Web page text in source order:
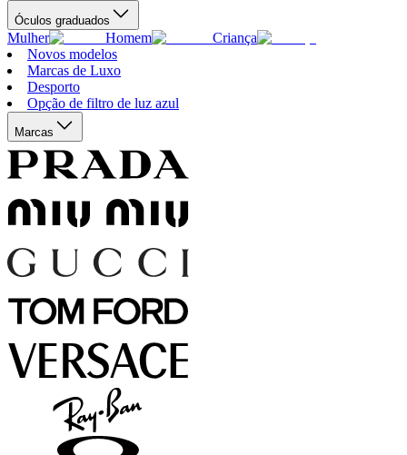
Óculos graduados
Mulher Homem
Criança
Novos modelos
Marcas de Luxo
Desporto
Opção de filtro de luz azul
Marcas